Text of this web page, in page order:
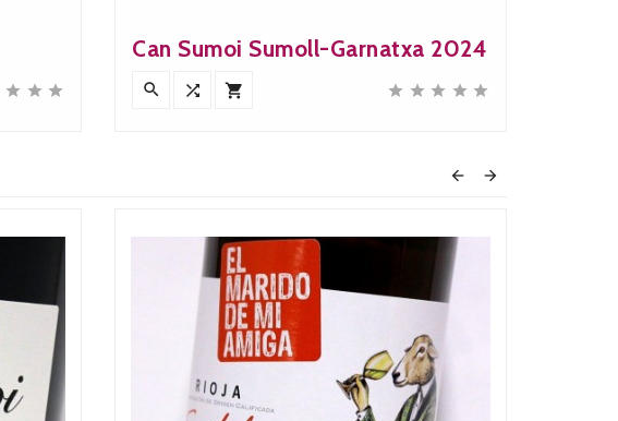
  
Can Sumoi Sumoll-Garnatxa 2024
       
 